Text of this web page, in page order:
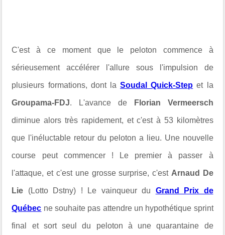
C'est à ce moment que le peloton commence à
sérieusement accélérer l'allure sous l'impulsion de
plusieurs formations, dont laSoudal Quick-Step et la
Groupama-FDJ. L'avance de Florian Vermeersch
diminue alors très rapidement, et c'est à 53 kilomètres
que l'inéluctable retour du peloton a lieu. Une nouvelle
course peut commencer ! Le premier à passer à
l'attaque, et c'est une grosse surprise, c'est Arnaud De
Lie (Lotto Dstny) ! Le vainqueur du Grand Prix de
Québec ne souhaite pas attendre un hypothétique sprint
final et sort seul du peloton à une quarantaine de